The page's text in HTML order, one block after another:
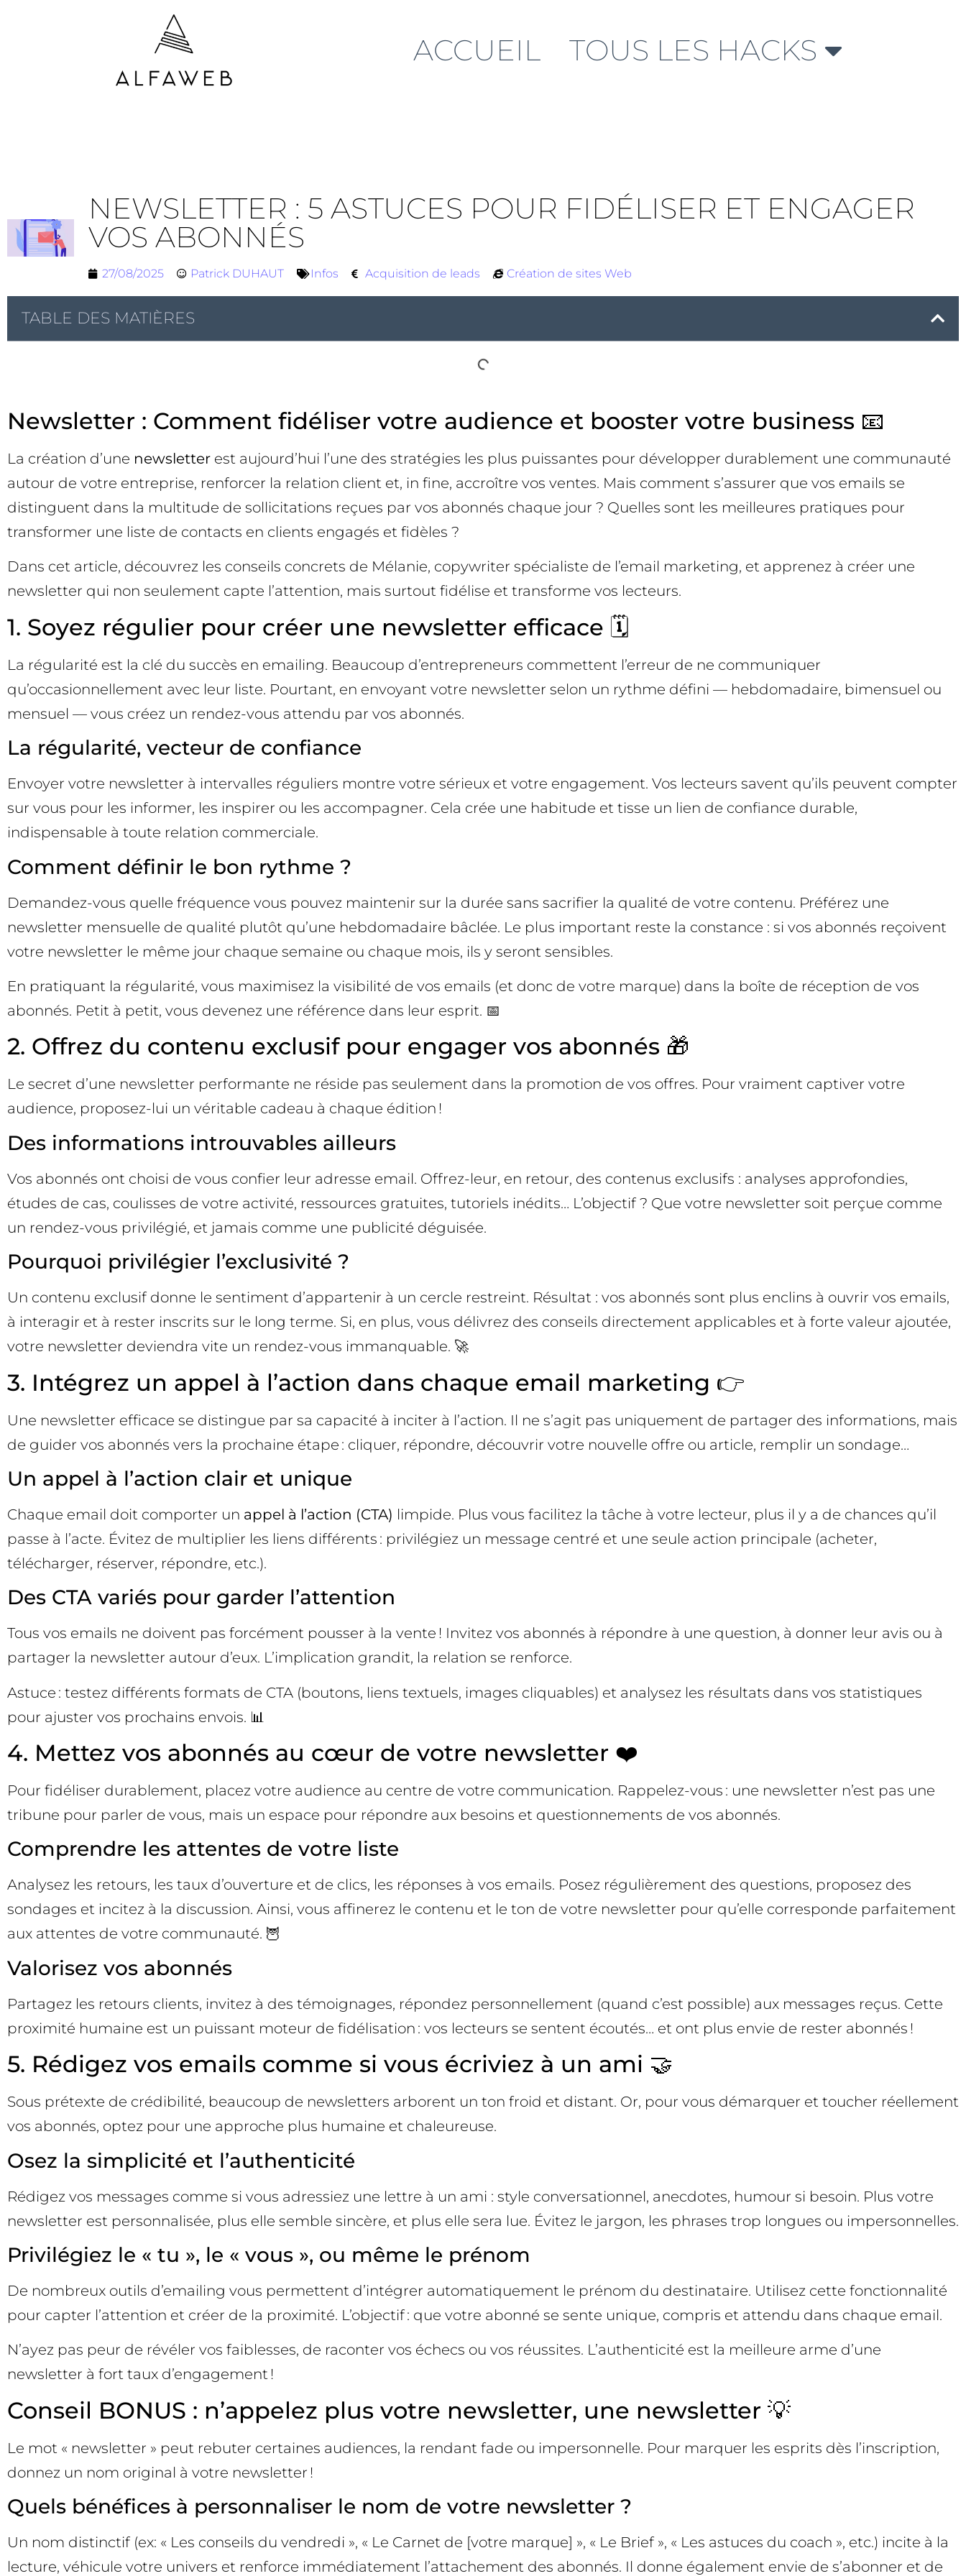
ACCUEIL TOUS LES HACKS
NEWSLETTER : 5 ASTUCES POUR FIDÉLISER ET ENGAGER
VOS ABONNÉS
27/08/2025 Patrick DUHAUT Infos Acquisition de leads Création de sites Web
TABLE DES MATIÈRES
Newsletter : Comment fidéliser votre audience et booster votre business 📧
La création d’une newsletter est aujourd’hui l’une des stratégies les plus puissantes pour développer durablement une communauté
autour de votre entreprise, renforcer la relation client et, in fine, accroître vos ventes. Mais comment s’assurer que vos emails se
distinguent dans la multitude de sollicitations reçues par vos abonnés chaque jour ? Quelles sont les meilleures pratiques pour
transformer une liste de contacts en clients engagés et fidèles ?
Dans cet article, découvrez les conseils concrets de Mélanie, copywriter spécialiste de l’email marketing, et apprenez à créer une
newsletter qui non seulement capte l’attention, mais surtout fidélise et transforme vos lecteurs.
1. Soyez régulier pour créer une newsletter efficace 🗓️
La régularité est la clé du succès en emailing. Beaucoup d’entrepreneurs commettent l’erreur de ne communiquer
qu’occasionnellement avec leur liste. Pourtant, en envoyant votre newsletter selon un rythme défini — hebdomadaire, bimensuel ou
mensuel — vous créez un rendez-vous attendu par vos abonnés.
La régularité, vecteur de confiance
Envoyer votre newsletter à intervalles réguliers montre votre sérieux et votre engagement. Vos lecteurs savent qu’ils peuvent compter
sur vous pour les informer, les inspirer ou les accompagner. Cela crée une habitude et tisse un lien de confiance durable,
indispensable à toute relation commerciale.
Comment définir le bon rythme ?
Demandez-vous quelle fréquence vous pouvez maintenir sur la durée sans sacrifier la qualité de votre contenu. Préférez une
newsletter mensuelle de qualité plutôt qu’une hebdomadaire bâclée. Le plus important reste la constance : si vos abonnés reçoivent
votre newsletter le même jour chaque semaine ou chaque mois, ils y seront sensibles.
En pratiquant la régularité, vous maximisez la visibilité de vos emails (et donc de votre marque) dans la boîte de réception de vos
abonnés. Petit à petit, vous devenez une référence dans leur esprit. 📅
2. Offrez du contenu exclusif pour engager vos abonnés 🎁
Le secret d’une newsletter performante ne réside pas seulement dans la promotion de vos offres. Pour vraiment captiver votre
audience, proposez-lui un véritable cadeau à chaque édition !
Des informations introuvables ailleurs
Vos abonnés ont choisi de vous confier leur adresse email. Offrez-leur, en retour, des contenus exclusifs : analyses approfondies,
études de cas, coulisses de votre activité, ressources gratuites, tutoriels inédits… L’objectif ? Que votre newsletter soit perçue comme
un rendez-vous privilégié, et jamais comme une publicité déguisée.
Pourquoi privilégier l’exclusivité ?
Un contenu exclusif donne le sentiment d’appartenir à un cercle restreint. Résultat : vos abonnés sont plus enclins à ouvrir vos emails,
à interagir et à rester inscrits sur le long terme. Si, en plus, vous délivrez des conseils directement applicables et à forte valeur ajoutée,
votre newsletter deviendra vite un rendez-vous immanquable. 🚀
3. Intégrez un appel à l’action dans chaque email marketing 👉
Une newsletter efficace se distingue par sa capacité à inciter à l’action. Il ne s’agit pas uniquement de partager des informations, mais
de guider vos abonnés vers la prochaine étape : cliquer, répondre, découvrir votre nouvelle offre ou article, remplir un sondage…
Un appel à l’action clair et unique
Chaque email doit comporter un appel à l’action (CTA) limpide. Plus vous facilitez la tâche à votre lecteur, plus il y a de chances qu’il
passe à l’acte. Évitez de multiplier les liens différents : privilégiez un message centré et une seule action principale (acheter,
télécharger, réserver, répondre, etc.).
Des CTA variés pour garder l’attention
Tous vos emails ne doivent pas forcément pousser à la vente ! Invitez vos abonnés à répondre à une question, à donner leur avis ou à
partager la newsletter autour d’eux. L’implication grandit, la relation se renforce.
Astuce : testez différents formats de CTA (boutons, liens textuels, images cliquables) et analysez les résultats dans vos statistiques
pour ajuster vos prochains envois. 📊
4. Mettez vos abonnés au cœur de votre newsletter ❤️
Pour fidéliser durablement, placez votre audience au centre de votre communication. Rappelez-vous : une newsletter n’est pas une
tribune pour parler de vous, mais un espace pour répondre aux besoins et questionnements de vos abonnés.
Comprendre les attentes de votre liste
Analysez les retours, les taux d’ouverture et de clics, les réponses à vos emails. Posez régulièrement des questions, proposez des
sondages et incitez à la discussion. Ainsi, vous affinerez le contenu et le ton de votre newsletter pour qu’elle corresponde parfaitement
aux attentes de votre communauté. 🦉
Valorisez vos abonnés
Partagez les retours clients, invitez à des témoignages, répondez personnellement (quand c’est possible) aux messages reçus. Cette
proximité humaine est un puissant moteur de fidélisation : vos lecteurs se sentent écoutés… et ont plus envie de rester abonnés !
5. Rédigez vos emails comme si vous écriviez à un ami 🤝
Sous prétexte de crédibilité, beaucoup de newsletters arborent un ton froid et distant. Or, pour vous démarquer et toucher réellement
vos abonnés, optez pour une approche plus humaine et chaleureuse.
Osez la simplicité et l’authenticité
Rédigez vos messages comme si vous adressiez une lettre à un ami : style conversationnel, anecdotes, humour si besoin. Plus votre
newsletter est personnalisée, plus elle semble sincère, et plus elle sera lue. Évitez le jargon, les phrases trop longues ou impersonnelles.
Privilégiez le « tu », le « vous », ou même le prénom
De nombreux outils d’emailing vous permettent d’intégrer automatiquement le prénom du destinataire. Utilisez cette fonctionnalité
pour capter l’attention et créer de la proximité. L’objectif : que votre abonné se sente unique, compris et attendu dans chaque email.
N’ayez pas peur de révéler vos faiblesses, de raconter vos échecs ou vos réussites. L’authenticité est la meilleure arme d’une
newsletter à fort taux d’engagement !
Conseil BONUS : n’appelez plus votre newsletter, une newsletter 💡
Le mot « newsletter » peut rebuter certaines audiences, la rendant fade ou impersonnelle. Pour marquer les esprits dès l’inscription,
donnez un nom original à votre newsletter !
Quels bénéfices à personnaliser le nom de votre newsletter ?
Un nom distinctif (ex: « Les conseils du vendredi », « Le Carnet de [votre marque] », « Le Brief », « Les astuces du coach », etc.) incite à la
lecture, véhicule votre univers et renforce immédiatement l’attachement des abonnés. Il donne également envie de s’abonner et de